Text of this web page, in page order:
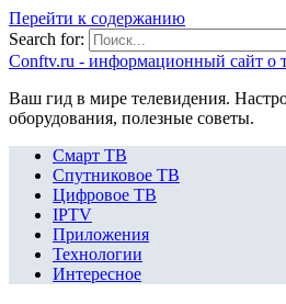
Перейти к содержанию
Search for:
Сonftv.ru - информационный сайт о
Ваш гид в мире телевидения.
оборудования, полезные советы.
Смарт ТВ
Спутниковое ТВ
Цифровое ТВ
IPTV
Приложения
Технологии
Интересное